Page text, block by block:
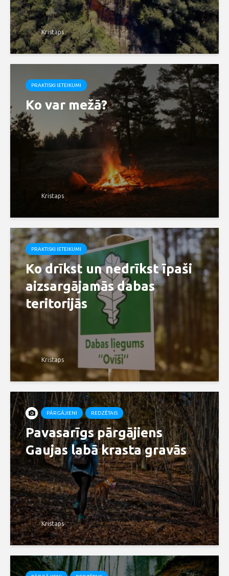
Kristaps
PRAKTISKI IETEIKUMI
Ko var mežā?
Kristaps
PRAKTISKI IETEIKUMI
Ko drīkst un nedrīkst īpaši
aizsargājamās dabas
teritorijās
Kristaps
PĀRGĀJIENI REDZĒTAIS
Pavasarīgs pārgājiens
Gaujas labā krasta gravās
Kristaps